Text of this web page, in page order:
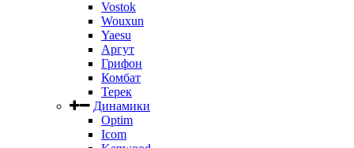
Vostok
Wouxun
Yaesu
Аргут
Грифон
Комбат
Терек
Динамики
Optim
Icom